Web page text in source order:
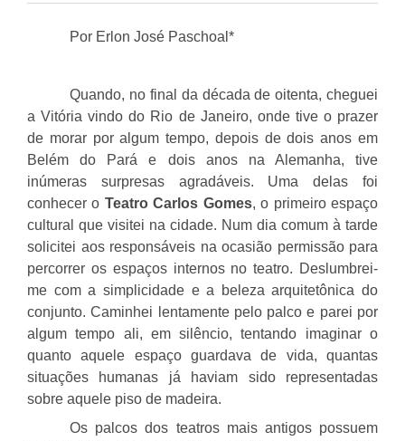
Por Erlon José Paschoal*
Quando, no final da década de oitenta, cheguei
a Vitória vindo do Rio de Janeiro, onde tive o prazer
de morar por algum tempo, depois de dois anos em
Belém do Pará e dois anos na Alemanha, tive
inúmeras surpresas agradáveis. Uma delas foi
conhecer o Teatro Carlos Gomes, o primeiro espaço
cultural que visitei na cidade. Num dia comum à tarde
solicitei aos responsáveis na ocasião permissão para
percorrer os espaços internos no teatro. Deslumbrei-
me com a simplicidade e a beleza arquitetônica do
conjunto. Caminhei lentamente pelo palco e parei por
algum tempo ali, em silêncio, tentando imaginar o
quanto aquele espaço guardava de vida, quantas
situações humanas já haviam sido representadas
sobre aquele piso de madeira.
Os palcos dos teatros mais antigos possuem